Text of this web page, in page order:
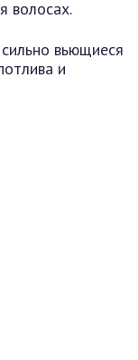
волосах.
вьющиеся
и